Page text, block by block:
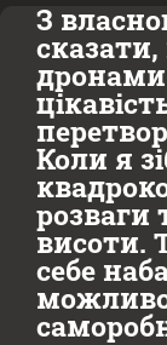
З
дронами
Коли я
розваги
висоти.
себе